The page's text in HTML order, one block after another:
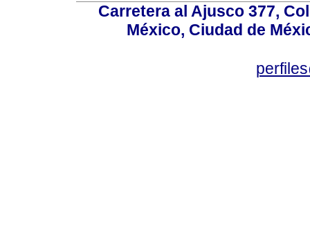
Carretera al Ajusco 377,
México, Ciudad de